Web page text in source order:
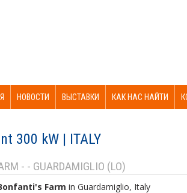
НОВОСТИ ВЫСТАВКИ КАК НАС НАЙТИ
300 kW | ITALY
- - GUARDAMIGLIO (LO)
Farm in Guardamiglio, Italy